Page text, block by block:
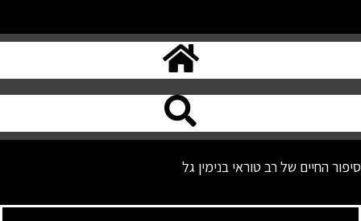
סיפור החיים של רב טוראי בנימין גל